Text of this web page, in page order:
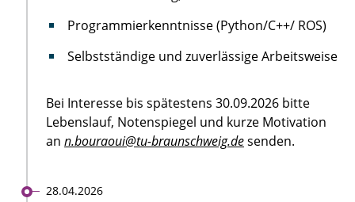
Programmierkenntnisse (Python/C++/ ROS)
Selbstständige und zuverlässige Arbeitsweise
Bei Interesse bis spätestens 30.09.2026 bitte
Lebenslauf, Notenspiegel und kurze Motivation
an n.bouraoui@tu-braunschweig.desenden.
28.04.2026